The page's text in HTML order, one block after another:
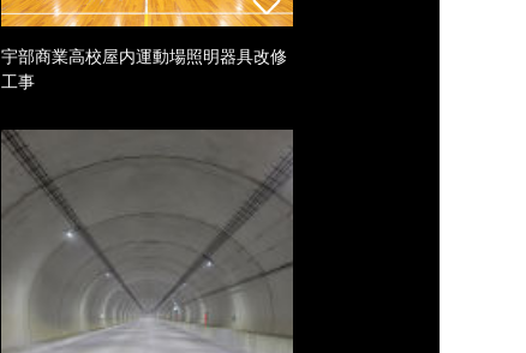
宇部商業高校屋内運動場照明器具改修
工事